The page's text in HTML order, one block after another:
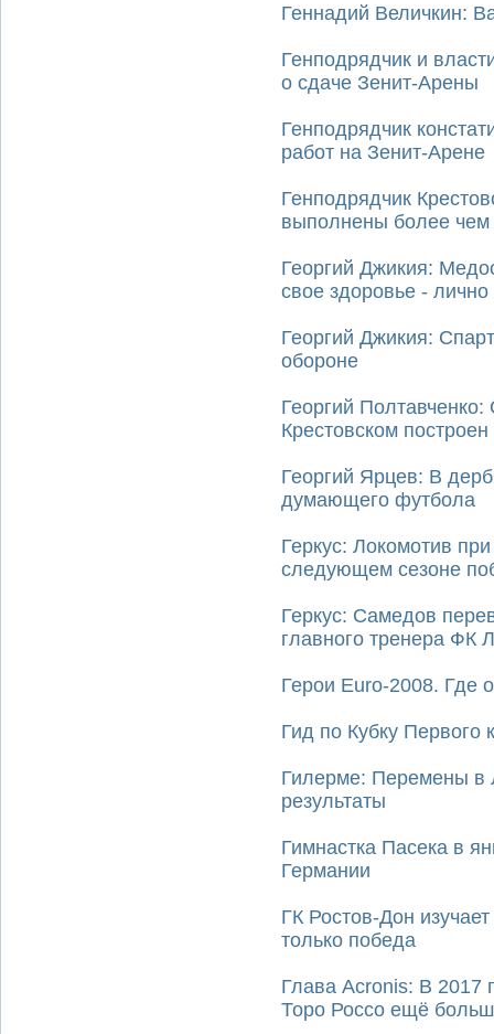
Геннадий Величкин:
Генподрядчик и
о сдаче Зенит-Арены
Генподрядчик
работ на Зенит-Арене
Генподрядчик
выполнены более чем
Георгий Джикия:
свое здоровье -
Георгий Джикия:
обороне
Георгий
Крестовском построен
Георгий Ярцев: В
думающего футбола
Геркус: Локомотив
следующем сезоне
Геркус: Самедов
главного тренера ФК
Герои Euro-2008. Где
Гид по Кубку Первого
Гилерме: Перемены в
результаты
Гимнастка Пасека в
Германии
ГК Ростов-Дон
только победа
Глава Acronis: В 2017
Торо Россо ещё